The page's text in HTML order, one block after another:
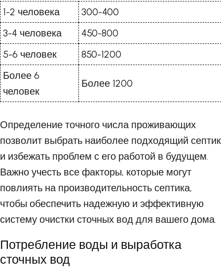
1-2 человека
300-400
3-4 человека
450-800
5-6 человек
850-1200
Более 6
человек
Более 1200
Определение точного числа проживающих
позволит выбрать наиболее подходящий септик
и избежать проблем с его работой в будущем.
Важно учесть все факторы, которые могут
повлиять на производительность септика,
чтобы обеспечить надежную и эффективную
систему очистки сточных вод для вашего дома.
Потребление воды и выработка
сточных вод